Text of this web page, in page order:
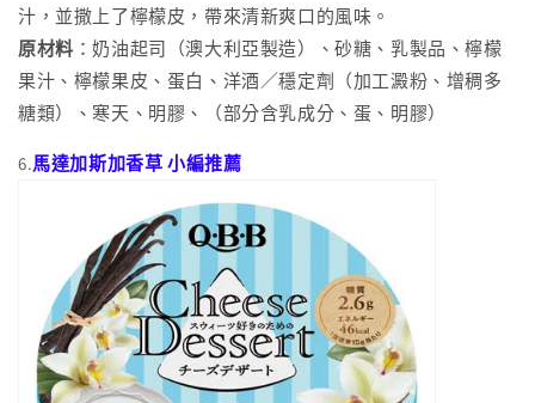
汁，並撒上了檸檬皮，帶來清新爽口的風味。
原材料 ：奶油起司（澳大利亞製造）、砂糖、乳製品、檸檬
果汁、檸檬果皮、蛋白、洋酒／穩定劑（加工澱粉、增稠多
糖類）、寒天、明膠、（部分含乳成分、蛋、明膠）
6.馬達加斯加香草 小編推薦